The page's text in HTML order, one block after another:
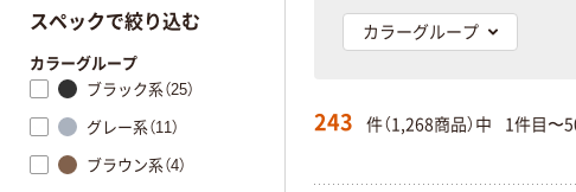
カラーグループ
243 件（1,268商品）中 1件目〜
スペックで絞り込む
カラーグループ
ブラック系（25）
グレー系（11）
ブラウン系（4）